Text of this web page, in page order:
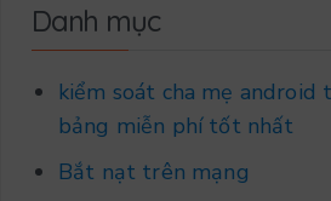
Danh mục
kiểm soát cha mẹ android
bảng miễn phí tốt nhất
Bắt nạt trên mạng